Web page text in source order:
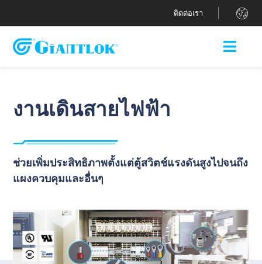
ติดต่อเรา .
งานเดินสายไฟฟ้า
ช่วยเพิ่มประสิทธิภาพตั้งแต่ตู้สวิตช์แรงดันสูงไปจนถึง
แผงควบคุมและอื่นๆ